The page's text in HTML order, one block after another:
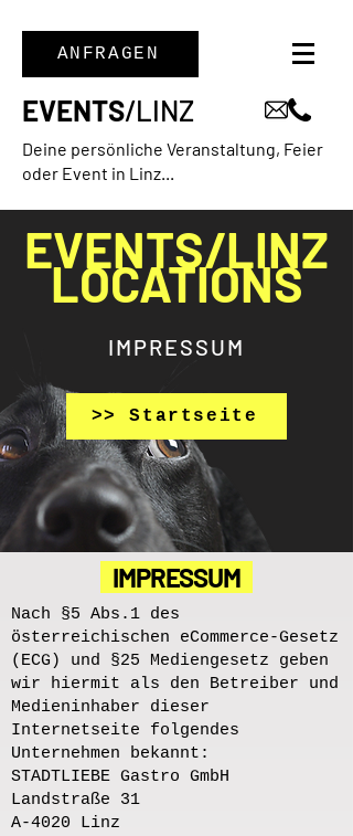
ANFRAGEN
EVENTS/LINZ
Deine persönliche Veranstaltung, Feier
oder Event in Linz...
EVENTS/LINZ
LOCATIONS
IMPRESSUM
>> Startseite
IMPRESSUM
Nach §5 Abs.1 des
österreichischen eCommerce-Gesetz
(ECG) und §25 Mediengesetz geben
wir hiermit als den Betreiber und
Medieninhaber dieser
Internetseite folgendes
Unternehmen bekannt:
STADTLIEBE Gastro GmbH
Landstraße 31
A-4020 Linz